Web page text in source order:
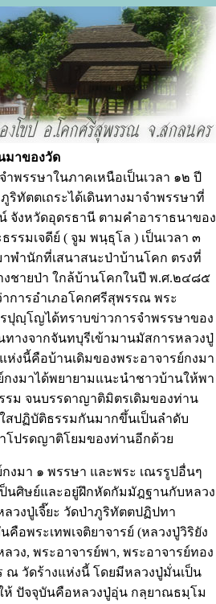
มาของวัด
ำพรรษาในภาคเหนือเป็นเวลา ๑๒ ปี
ริทัตตเถระได้เดินทางมาจำพรรษาที่
จังหวัดอุดรธานี ตามคำอาราธนาของ
รรมเจดีย์ ( จูม พนฺธุโล ) เป็นเวลา ๓
พำนักที่เสนาสนะป่าบ้านโคก ตรงที่
งชายป่า ใกล้บ้านโคกในปี พ.ศ.๒๔๘๕
การอำเภอโคกศรีสุพรรณ พระ
รปุญฺโญได้ทราบข่าวการจำพรรษาของ
ทางจากจันทบุรีเข้ามานมัสการหลวงปู่
ห่งนี้คือบ้านเดิมของพระอาจารย์กงมา
กงมาได้พยายามแนะนำชาวบ้านให้พา
รม จนบรรดาญาติมิตรเดิมของท่าน
สปฏิบัติธรรมกันมากขึ้นเป็นลำดับ
โปรดญาติโยมของท่านอีกด้วย
งมา ๑ พรรษา และพระ เณรรูปอื่นๆ
นศิษย์และอยู่ฝึกหัดกัมมัฎฐานกับหลวง
วงปู่เจี๊ยะ วัดป่าภูริทัตตปฏิปทา
อพระเทพเจติยาจารย์ (หลวงปู่วิริยัง
วง, พระอาจารย์พา, พระอาจารย์ทอง
ณ วัดร้างแห่งนี้ โดยมีหลวงปู่มั่นเป็น
ห้ ปัจจุบันคือหลวงปู่อุ่น กลฺยาณธมฺโม